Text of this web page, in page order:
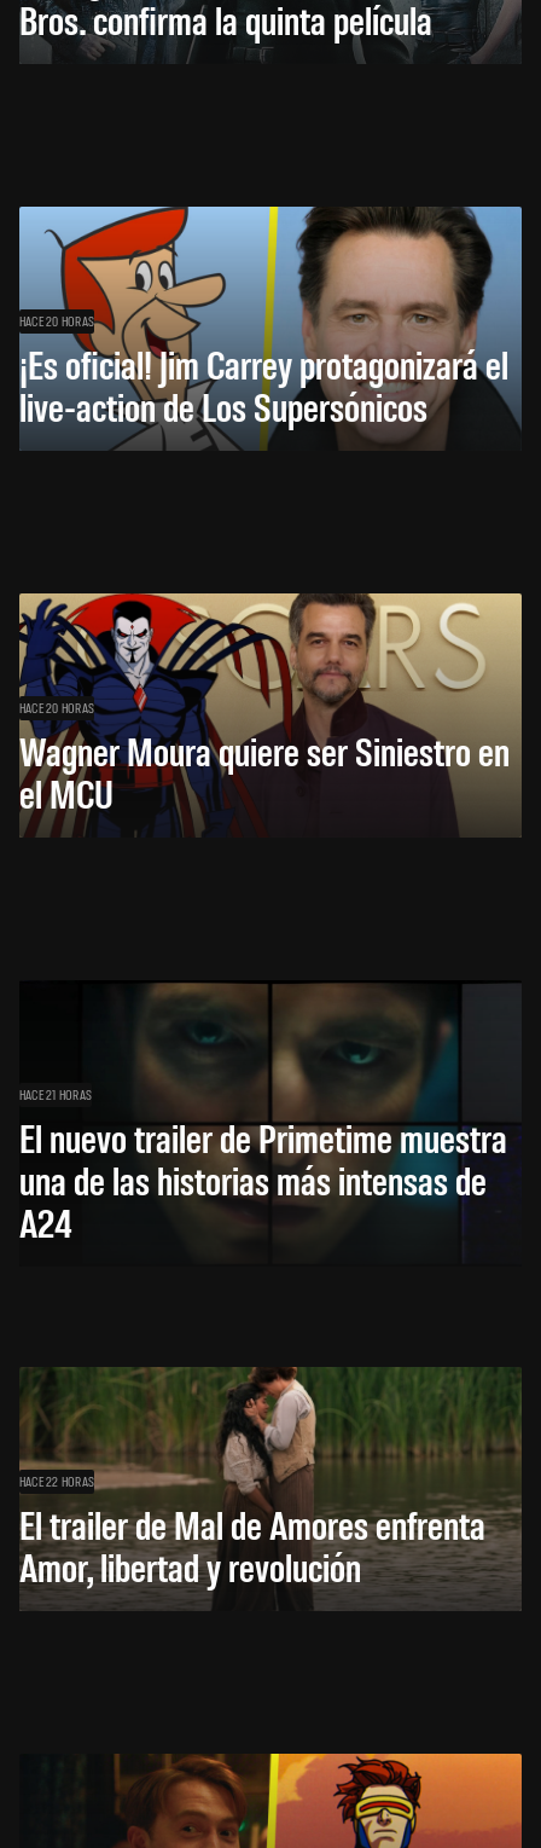
Bros. confirma la quinta película
HACE 20 HORAS
¡Es oficial! Jim Carrey protagonizará el
live-action de Los Supersónicos
HACE 20 HORAS
Wagner Moura quiere ser Siniestro en
el MCU
HACE 21 HORAS
El nuevo trailer de Primetime muestra
una de las historias más intensas de
A24
HACE 22 HORAS
El trailer de Mal de Amores enfrenta
Amor, libertad y revolución